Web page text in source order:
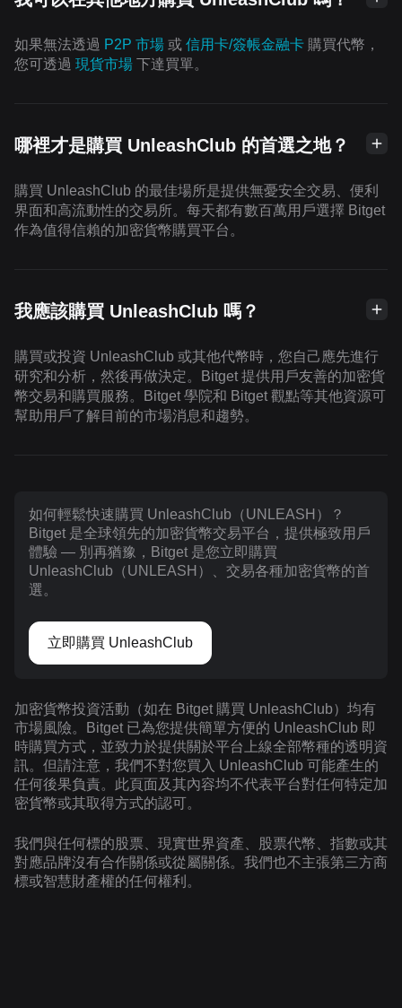
如果無法透過 P2P 市場 或 信用卡/簽帳金融卡 購買代幣，
您可透過 現貨市場 下達買單。
哪裡才是購買 UnleashClub 的首選之地？
購買 UnleashClub 的最佳場所是提供無憂安全交易、便利
界面和高流動性的交易所。每天都有數百萬用戶選擇 Bitget
作為值得信賴的加密貨幣購買平台。
我應該購買 UnleashClub 嗎？
購買或投資 UnleashClub 或其他代幣時，您自己應先進行
研究和分析，然後再做決定。Bitget 提供用戶友善的加密貨
幣交易和購買服務。Bitget 學院和 Bitget 觀點等其他資源可
幫助用戶了解目前的市場消息和趨勢。
如何輕鬆快速購買 UnleashClub（UNLEASH）？
Bitget 是全球領先的加密貨幣交易平台，提供極致用戶
體驗 — 別再猶豫，Bitget 是您立即購買
UnleashClub（UNLEASH）、交易各種加密貨幣的首
選。
立即購買 UnleashClub
加密貨幣投資活動（如在 Bitget 購買 UnleashClub）均有
市場風險。Bitget 已為您提供簡單方便的 UnleashClub 即
時購買方式，並致力於提供關於平台上線全部幣種的透明資
訊。但請注意，我們不對您買入 UnleashClub 可能產生的
任何後果負責。此頁面及其內容均不代表平台對任何特定加
密貨幣或其取得方式的認可。
我們與任何標的股票、現實世界資產、股票代幣、指數或其
對應品牌沒有合作關係或從屬關係。我們也不主張第三方商
標或智慧財產權的任何權利。